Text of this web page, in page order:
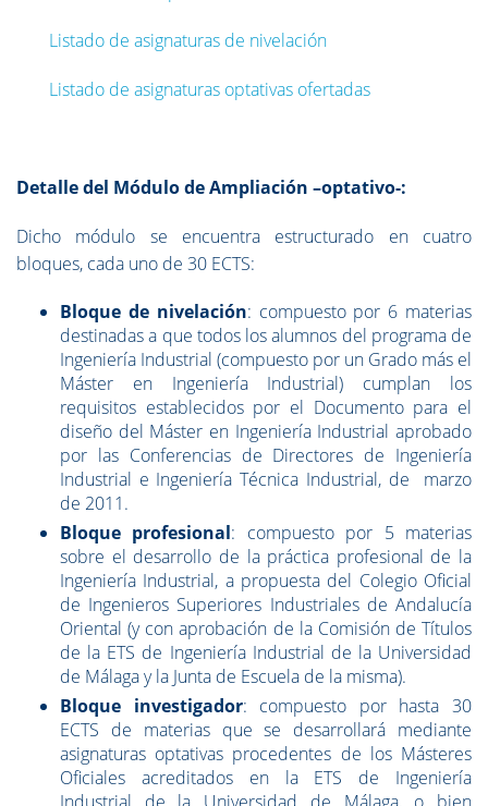
Listado de asignaturas de nivelación
Listado de asignaturas optativas ofertadas
Detalle del Módulo de Ampliación –optativo-:
Dicho módulo se encuentra estructurado en cuatro
bloques, cada uno de 30 ECTS:
Bloque de nivelación: compuesto por 6 materias
destinadas a que todos los alumnos del programa de
Ingeniería Industrial (compuesto por un Grado más el
Máster en Ingeniería Industrial) cumplan los
requisitos establecidos por el Documento para el
diseño del Máster en Ingeniería Industrial aprobado
por las Conferencias de Directores de Ingeniería
Industrial e Ingeniería Técnica Industrial, de marzo
de 2011.
Bloque profesional: compuesto por 5 materias
sobre el desarrollo de la práctica profesional de la
Ingeniería Industrial, a propuesta del Colegio Oficial
de Ingenieros Superiores Industriales de Andalucía
Oriental (y con aprobación de la Comisión de Títulos
de la ETS de Ingeniería Industrial de la Universidad
de Málaga y la Junta de Escuela de la misma).
Bloque investigador: compuesto por hasta 30
ECTS de materias que se desarrollará mediante
asignaturas optativas procedentes de los Másteres
Oficiales acreditados en la ETS de Ingeniería